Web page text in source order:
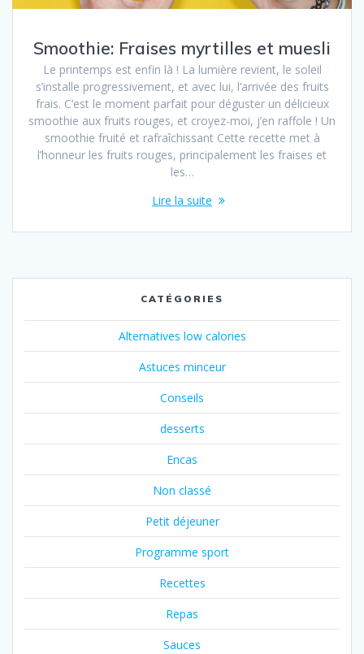
Smoothie: Fraises myrtilles et muesli
Le printemps est enfin là ! La lumière revient, le soleil
s’installe progressivement, et avec lui, l’arrivée des fruits
frais. C’est le moment parfait pour déguster un délicieux
smoothie aux fruits rouges, et croyez-moi, j’en raffole ! Un
smoothie fruité et rafraîchissant Cette recette met à
l’honneur les fruits rouges, principalement les fraises et
les…
Lire la suite
CATÉGORIES
Alternatives low calories
Astuces minceur
Conseils
desserts
Encas
Non classé
Petit déjeuner
Programme sport
Recettes
Repas
Sauces